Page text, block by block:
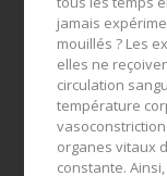
jamais
mouillés ? Les
elles ne
circulation
température
organes vitaux
constante.